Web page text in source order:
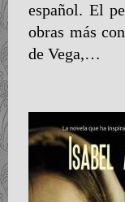
español. El
obras más
de Vega,…